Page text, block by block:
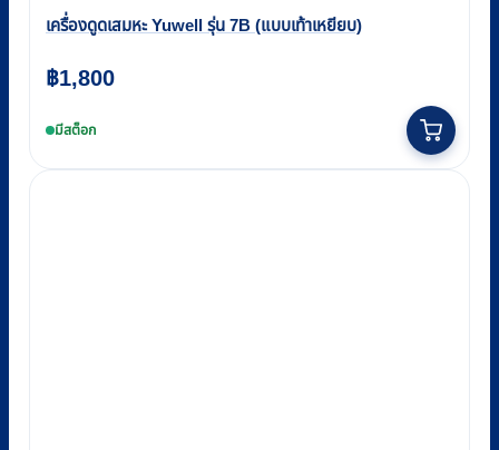
เครื่องดูดเสมหะ Yuwell รุ่น 7B (แบบเท้าเหยียบ)
฿1,800
มีสต็อก